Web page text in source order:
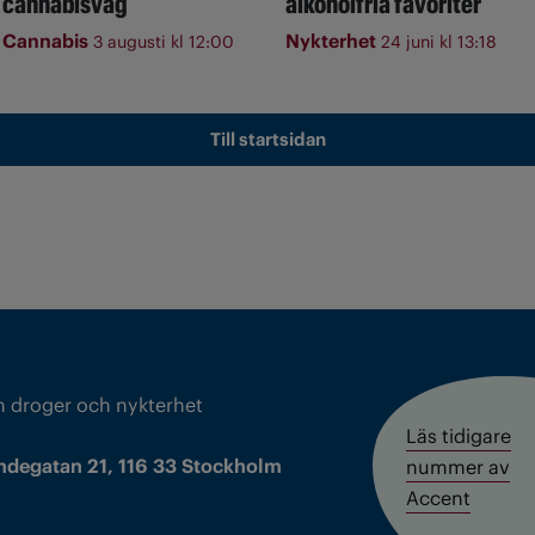
Cannabis 3 augusti kl 12:00 Nykterhet 24 juni kl 13:18
Till startsidan
droger och nykterhet
21, 116 33 Stockholm
Läs tidigare
nummer av
Accent